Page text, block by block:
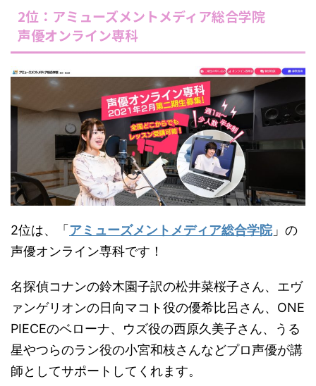
2位：アミューズメントメディア総合学院
声優オンライン専科
2位は、「アミューズメントメディア総合学院」の
声優オンライン専科です！
名探偵コナンの鈴木園子訳の松井菜桜子さん、エヴ
ァンゲリオンの日向マコト役の優希比呂さん、ONE
PIECEのベローナ、ウズ役の西原久美子さん、うる
星やつらのラン役の小宮和枝さんなどプロ声優が講
師としてサポートしてくれます。